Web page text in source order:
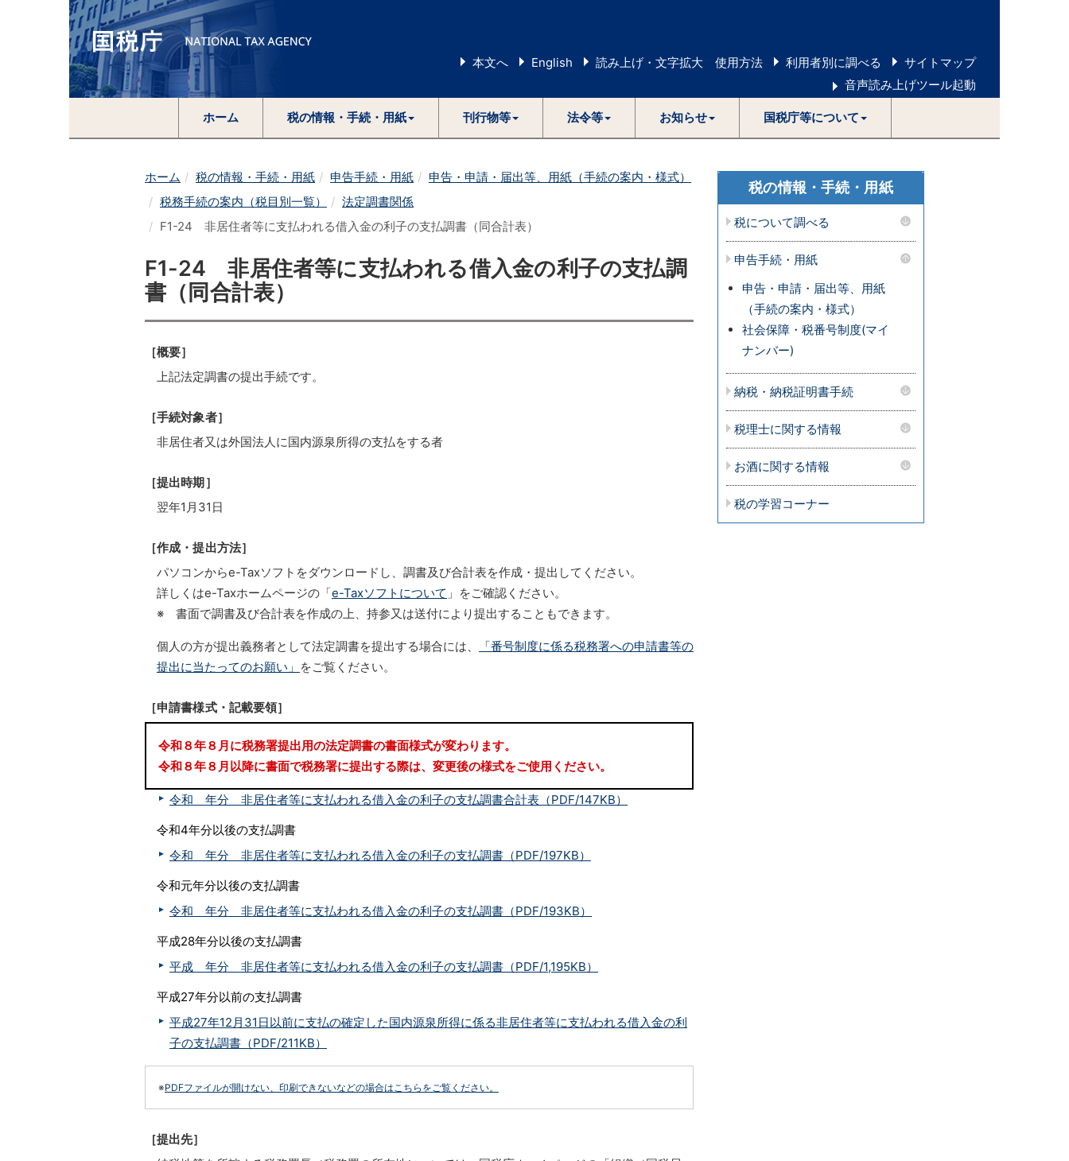
本文へ English 読み上げ・文字拡大 使用方法 利用者別に調べる
サイトマップ
音声読み上げツール起動
ホーム 税の情報・手続・用紙 刊行物等 法令等 お知らせ 国税庁等について
ホーム 税の情報・手続・用紙 申告手続・用紙
申告・申請・届出等、用紙（手続の案内・様式）
税務手続の案内（税目別一覧）
法定調書関係
F1-24 非居住者等に支払われる借入金の利子の支払調書（同合計表）
F1-24 非居住者等に支払われる借入金の利子の支払調
書（同合計表）
［概要］
上記法定調書の提出手続です。
［手続対象者］
非居住者又は外国法人に国内源泉所得の支払をする者
［提出時期］
翌年1月31日
［作成・提出方法］
パソコンからe-Taxソフトをダウンロードし、調書及び合計表を作成・提出してください。
詳しくはe-Taxホームページの「e-Taxソフトについて 」をご確認ください。
※ 書面で調書及び合計表を作成の上、持参又は送付により提出することもできます。
個人の方が提出義務者として法定調書を提出する場合には、
「番号制度に係る税務署への申請書等の
提出に当たってのお願い」 をご覧ください。
［申請書様式・記載要領］
令和８年８月に税務署提出用の法定調書の書面様式が変わります。
令和８年８月以降に書面で税務署に提出する際は、変更後の様式をご使用ください。
令和 年分 非居住者等に支払われる借入金の利子の支払調書合計表（PDF/147KB）
令和4年分以後の支払調書
令和 年分 非居住者等に支払われる借入金の利子の支払調書（PDF/197KB）
令和元年分以後の支払調書
令和 年分 非居住者等に支払われる借入金の利子の支払調書（PDF/193KB）
平成28年分以後の支払調書
平成 年分 非居住者等に支払われる借入金の利子の支払調書（PDF/1,195KB）
平成27年分以前の支払調書
平成27年12月31日以前に支払の確定した国内源泉所得に係る非居住者等に支払われる借入金の利
子の支払調書（PDF/211KB）
※PDFファイルが開けない、印刷できないなどの場合はこちらをご覧ください。
［提出先］
税の情報・手続・用紙
税について調べる
申告手続・用紙
申告・申請・届出等、用紙
（手続の案内・様式）
社会保障・税番号制度(マイ
ナンバー)
納税・納税証明書手続
税理士に関する情報
お酒に関する情報
税の学習コーナー